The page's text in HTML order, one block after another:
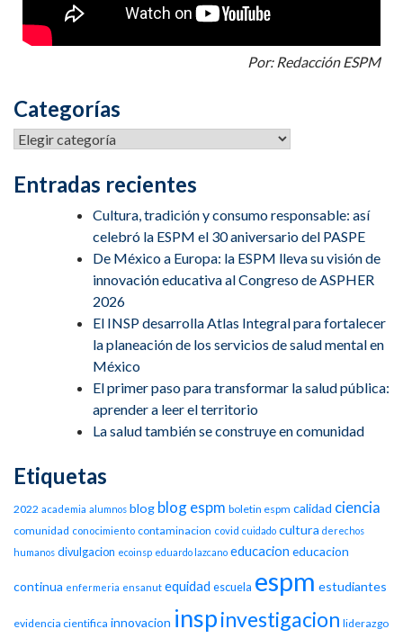
Por: Redacción ESPM
Categorías
Entradas recientes
Cultura, tradición y consumo responsable: así
celebró la ESPM el 30 aniversario del PASPE
De México a Europa: la ESPM lleva su visión de
innovación educativa al Congreso de ASPHER
2026
El INSP desarrolla Atlas Integral para fortalecer
la planeación de los servicios de salud mental en
México
El primer paso para transformar la salud pública:
aprender a leer el territorio
La salud también se construye en comunidad
Etiquetas
2022 academia alumnos blog blog espm boletin espm calidad ciencia
comunidad conocimiento contaminacion covid cuidado cultura derechos
humanos divulgacion ecoinsp eduardo lazcano educacion educacion
continua enfermeria ensanut equidad escuela espm estudiantes
evidencia cientifica innovacion inspinvestigacion liderazgo